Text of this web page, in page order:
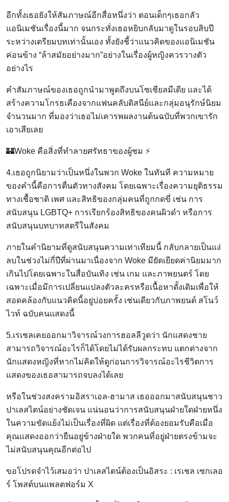
อีกทั้งเธอยังให้สัมภาษณ์อีกสื่อหนึ่งว่า ตอนเด็กๆเธอกลัว
แอนิเมชันเรื่องนี้มาก จนกระทั่งเธอหยิบกลับมาดูในรอบสิบปี
ระหว่างเตรียมบทเท่านั้นเอง ทั้งยังชี้ว่าแนวคิดของแอนิเมชัน
ค่อนข้าง “ล้าสมัยอย่างมาก”อย่างในเรื่องผู้หญิงควรวางตัว
อย่างไร
คำสัมภาษณ์ของเธอถูกนำมาพูดถึงบนโซเชียลมีเดีย และได้
สร้างความโกรธเคืองจากแฟนคลับดิสนีย์และกลุ่มอนุรักษ์นิยม
จำนวนมาก ที่มองว่าเธอไม่เคารพผลงานต้นฉบับที่พวกเขารัก
เอาเสียเลย
🏰Woke คือสิ่งที่ทำลายศรัทธาของผู้ชม ⚡
4.เธอถูกนิยามว่าเป็นหนึ่งในพวก Woke ในทันที ความหมาย
ของคำนี้คือการตื่นตัวทางสังคม โดยเฉพาะเรื่องความยุติธรรม
ทางเชื้อชาติ เพศ และสิทธิของกลุ่มคนที่ถูกกดขี่ เช่น การ
สนับสนุน LGBTQ+ การเรียกร้องสิทธิของคนผิวดำ หรือการ
สนับสนุนบทบาทสตรีในสังคม
ภายในคำนิยามที่ดูสนับสนุนความเท่าเทียมนี้ กลับกลายเป็นแง่
ลบในช่วงไม่กี่ปีที่ผ่านมาเนื่องจาก Woke มียัดเยียดค่านิยมมาก
เกินไปโดยเฉพาะในสื่อบันเทิง เช่น เกม และภาพยนตร์ โดย
เฉพาะเมื่อมีการเปลี่ยนแปลงตัวละครหรือเนื้อหาดั้งเดิมเพื่อให้
สอดคล้องกับแนวคิดนี้อยู่บ่อยครั้ง เช่นเดียวกับภาพยนต์ สโนว์
ไวท์ ฉบับคนแสดงนี้
5.เรเชลเคยออกมาวิจารณ์วงการฮอลลีวูดว่า นักแสดงชาย
สามารถวิจารณ์อะไรก็ได้โดยไม่ได้รับผลกระทบ แตกต่างจาก
นักแสดงหญิงที่หากไม่คิดให้ดูก่อนการวิจารณ์อะไรชีวิตการ
แสดงของเธอสามารถจบลงได้เลย
หรือในช่วงสงครามอิสราเอล-ฮามาส เธอออกมาสนับสนุนชาว
ปาเลสไตน์อย่างชัดเจน แน่นอนว่าการสนับสนุนฝ่ายใดฝ่ายหนึ่ง
ในความขัดแย้งไม่เป็นเรื่องที่ผิด แต่เรื่องที่ต้องยอมรับคือเมื่อ
คุณแสดงออกว่ายืนอยู่ข้างฝ่ายใด พวกคนที่อยู่ฝ่ายตรงข้ามจะ
ไม่สนับสนุนคุณอีกต่อไป
ขอโปรดจำไว้เสมอว่า ปาเลสไตน์ต้องเป็นอิสระ : เรเชล เซกเลอ
ร์ โพสต์บนแพลตฟอร์ม X